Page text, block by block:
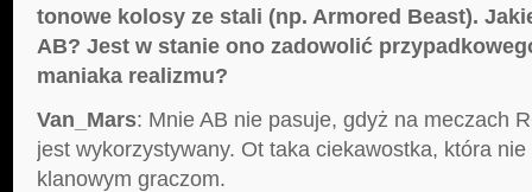
tonowe kolosy ze stali (np. Armored Beast).
AB? Jest w stanie ono zadowolić
maniaka realizmu?
Van_Mars: Mnie AB nie pasuje, gdyż na meczach
jest wykorzystywany. Ot taka ciekawostka, która
klanowym graczom.